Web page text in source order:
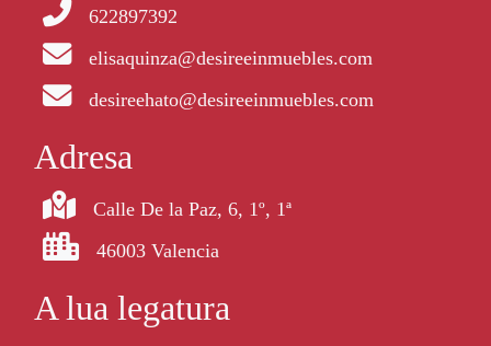
622897392
elisaquinza@desireeinmuebles.com
desireehato@desireeinmuebles.com
Adresa
Calle De la Paz, 6, 1º, 1ª
46003 Valencia
A lua legatura